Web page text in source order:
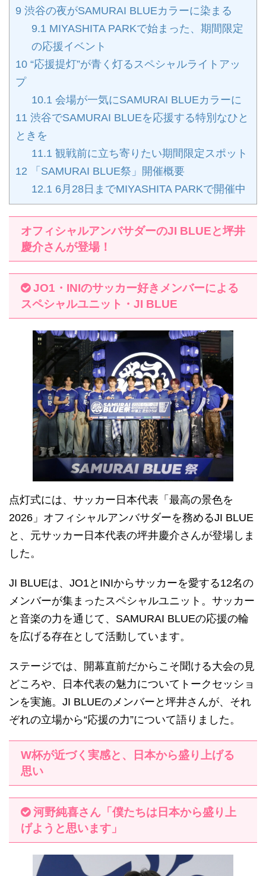
9 渋谷の夜がSAMURAI BLUEカラーに染まる
9.1 MIYASHITA PARKで始まった、期間限定
の応援イベント
10 “応援提灯”が青く灯るスペシャルライトアッ
プ
10.1 会場が一気にSAMURAI BLUEカラーに
11 渋谷でSAMURAI BLUEを応援する特別なひと
ときを
11.1 観戦前に立ち寄りたい期間限定スポット
12 「SAMURAI BLUE祭」開催概要
12.1 6月28日までMIYASHITA PARKで開催中
オフィシャルアンバサダーのJI BLUEと坪井
慶介さんが登場！
JO1・INIのサッカー好きメンバーによる
スペシャルユニット・JI BLUE
点灯式には、サッカー日本代表「最高の景色を
2026」オフィシャルアンバサダーを務めるJI BLUE
と、元サッカー日本代表の坪井慶介さんが登場しま
した。
JI BLUEは、JO1とINIからサッカーを愛する12名の
メンバーが集まったスペシャルユニット。サッカー
と音楽の力を通じて、SAMURAI BLUEの応援の輪
を広げる存在として活動しています。
ステージでは、開幕直前だからこそ聞ける大会の見
どころや、日本代表の魅力についてトークセッショ
ンを実施。JI BLUEのメンバーと坪井さんが、それ
ぞれの立場から“応援の力”について語りました。
W杯が近づく実感と、日本から盛り上げる
思い
河野純喜さん「僕たちは日本から盛り上
げようと思います」